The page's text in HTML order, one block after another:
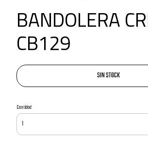
BANDOLERA
CB129
SIN STOCK
Cantidad